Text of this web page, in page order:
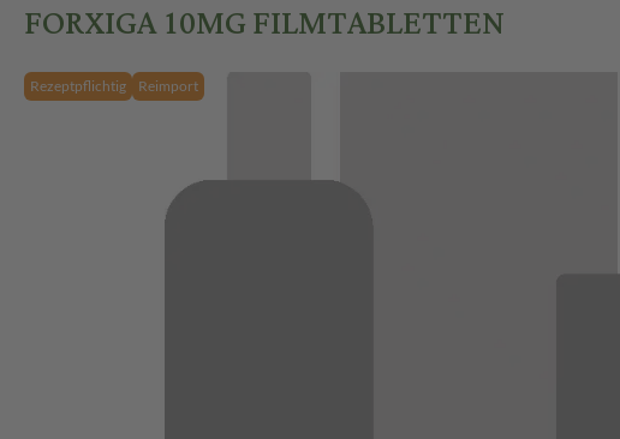
FORXIGA 10MG FILMTABLETTEN
Rezeptpflichtig Reimport